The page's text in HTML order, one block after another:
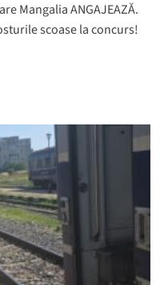
Mangalia ANGAJEAZĂ.
scoase la concurs!